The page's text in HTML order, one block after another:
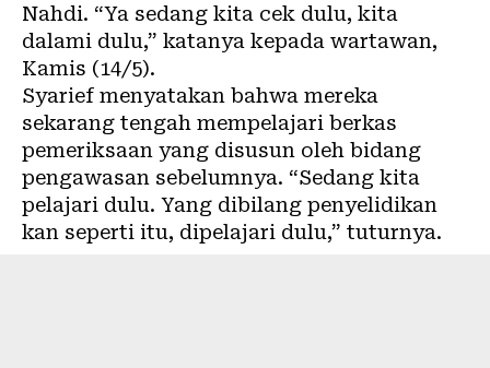
Nahdi. “Ya sedang kita cek dulu, kita
dalami dulu,” katanya kepada wartawan,
Kamis (14/5).
Syarief menyatakan bahwa mereka
sekarang tengah mempelajari berkas
pemeriksaan yang disusun oleh bidang
pengawasan sebelumnya. “Sedang kita
pelajari dulu. Yang dibilang penyelidikan
kan seperti itu, dipelajari dulu,” tuturnya.